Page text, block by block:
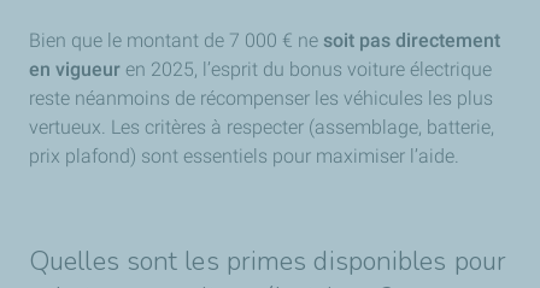
Bien que le montant de 7 000 € ne soit pas directement
en vigueur en 2025, l’esprit du bonus voiture électrique
reste néanmoins de récompenser les véhicules les plus
vertueux. Les critères à respecter (assemblage, batterie,
prix plafond) sont essentiels pour maximiser l’aide.
Quelles sont les primes disponibles pour